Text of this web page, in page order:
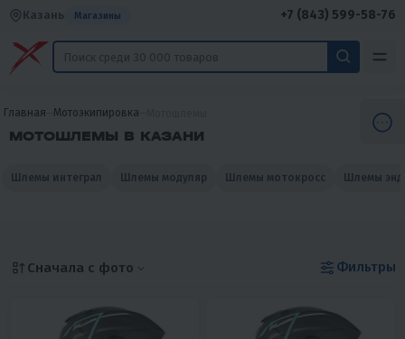
Казань Магазины +7 (843) 599-58-76
Главная Мотоэкипировка
МОТОШЛЕМЫ В КАЗАНИ
Шлемы интеграл Шлемы модуляр Шлемы мотокросс Шлемы
Сначала с фото Фильтры